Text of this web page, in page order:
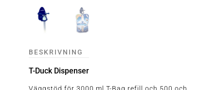
BESKRIVNING
T-Duck Dispenser